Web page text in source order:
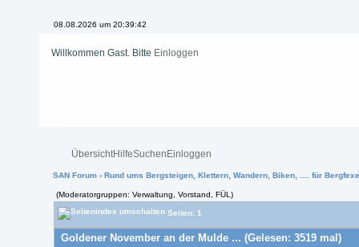
08.08.2026 um 20:39:43
Willkommen Gast. Bitte Einloggen
ÜbersichtHilfeSuchen Einloggen
SAN Forum › Rund ums Bergsteigen, Klettern, Wandern, Biken, .... für
(Moderatorgruppen: Verwaltung, Vorstand, FÜL)
Seiten: 1
Goldener November an der Mulde ... (Gelesen: 3519 mal)